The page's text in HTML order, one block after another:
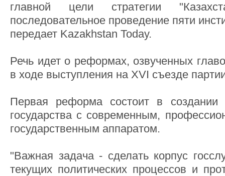
главной цели стратегии
последовательное проведение пяти
передает Kazakhstan Today.
Речь идет о реформах, озвученных
в ходе выступления на XVI съезде
Первая реформа состоит в создании
государства с современным,
государственным аппаратом.
"Важная задача - сделать корпус
текущих политических процессов и